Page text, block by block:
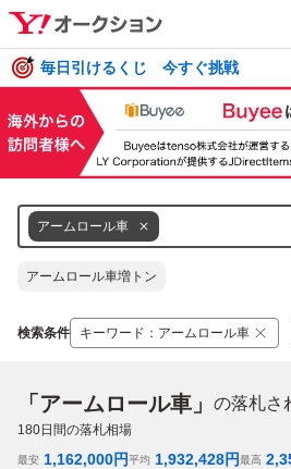
毎日引けるくじ 今すぐ挑戦
アームロール車
アームロール車増トン
検索条件 キーワード ： アームロール車
「アームロール車」 の落札さ
180日間の落札相場
最安 1,162,000円平均 1,932,428円最高